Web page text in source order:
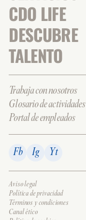
CDO LIFE
DESCUBRE
TALENTO
Trabaja con nosotros
Glosario de actividades
Portal de empleados
Fb Ig Yt
Aviso legal
Política de privacidad
Términos y condiciones
Canal ético